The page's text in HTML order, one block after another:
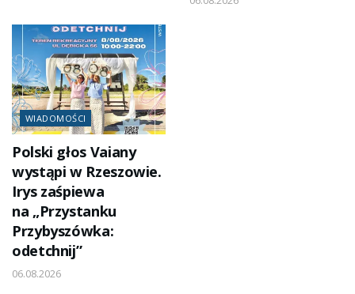
WIADOMOŚCI
Polski głos Vaiany
wystąpi w Rzeszowie.
Irys zaśpiewa
na „Przystanku
Przybyszówka:
odetchnij”
06.08.2026